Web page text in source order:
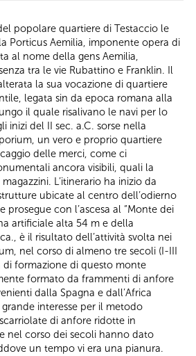
popolare quartiere di Testaccio le
Porticus Aemilia, imponente opera di
al nome della gens Aemilia,
tra le vie Rubattino e Franklin. Il
la sua vocazione di quartiere
legata sin da epoca romana alla
il quale risalivano le navi per lo
inizi del II sec. a.C. sorse nella
un vero e proprio quartiere
delle merci, come ci
ancora visibili, quali la
L’itinerario ha inizio da
ubicate al centro dell’odierno
prosegue con l’ascesa al “Monte dei
artificiale alta 54 m e della
è il risultato dell’attività svolta nei
nel corso di almeno tre secoli (I-III
di formazione di questo monte
formato da frammenti di anfore
dalla Spagna e dall’Africa
interesse per il metodo
di anfore ridotte in
nel corso dei secoli hanno dato
un tempo vi era una pianura.